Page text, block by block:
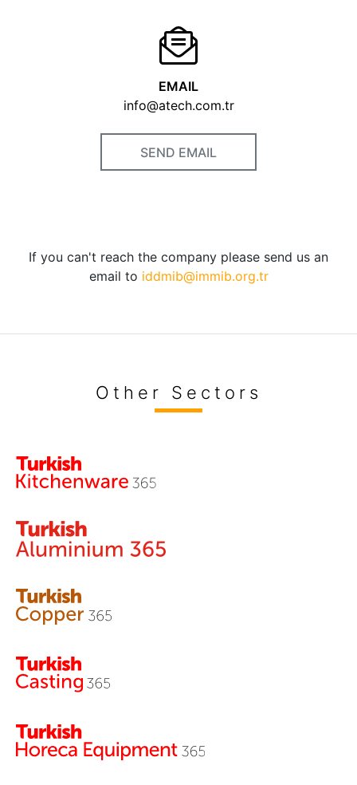
EMAIL
info@atech.com.tr
SEND EMAIL
If you can't reach the company please send us an
email to iddmib@immib.org.tr
Other Sectors